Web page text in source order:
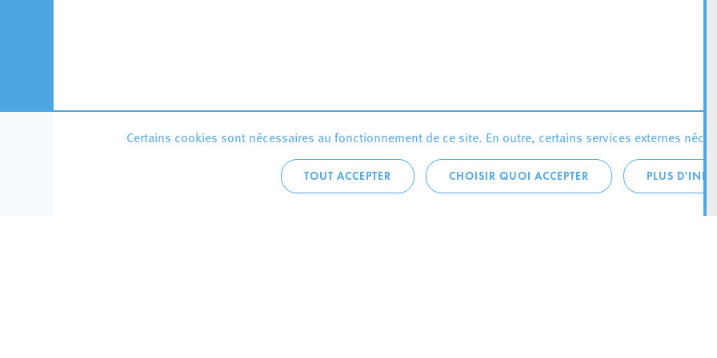
Certains cookies sont nécessaires au fonctionnement de ce site. En outre, certains services externes
TOUT ACCEPTER CHOISIR QUOI ACCEPTER PLUS